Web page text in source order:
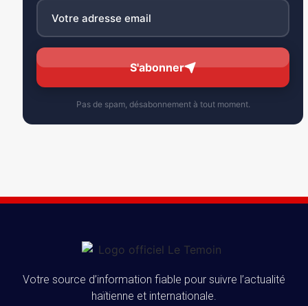
S'abonner
Pas de spam, désabonnement à tout moment.
Votre source d’information fiable pour suivre l’actualité
haïtienne et internationale.